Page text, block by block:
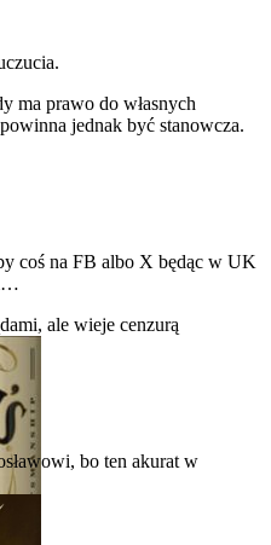
ma prawo do własnych
jednak być stanowcza.
coś na FB albo X będąc w UK
ale wieje cenzurą
bo ten akurat w